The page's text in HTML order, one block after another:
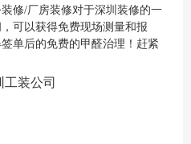
修/厂房装修对于深圳装修的一
可以获得免费现场测量和报
单后的免费的甲醛治理！赶紧